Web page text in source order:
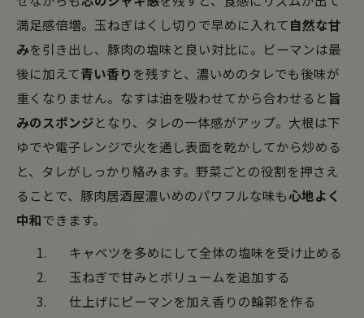
満足感倍増。玉ねぎはくし切りで早めに入れて自然な甘
みを引き出し、豚肉の塩味と良い対比に。ピーマンは最
後に加えて青い香り を残すと、濃いめのタレでも後味が
重くなりません。なすは油を吸わせてから合わせると 旨
みのスポンジとなり、タレの一体感がアップ。大根は下
ゆでや電子レンジで火を通し表面を乾かしてから炒める
と、タレがしっかり絡みます。野菜ごとの役割を押さえ
ることで、豚肉居酒屋濃いめのパワフルな味も心地よく
中和できます。
キャベツを多めにして全体の塩味を受け止める
玉ねぎで甘みとボリュームを追加する
仕上げにピーマンを加え香りの輪郭を作る